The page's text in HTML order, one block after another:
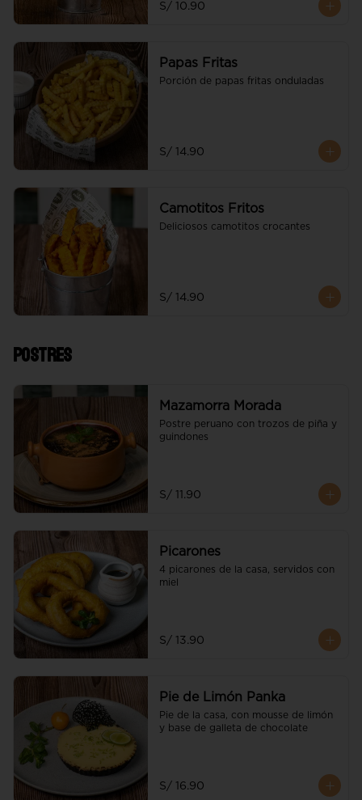
S/ 10.90
Papas Fritas
Porción de papas fritas onduladas
S/ 14.90
Camotitos Fritos
Deliciosos camotitos crocantes
S/ 14.90
Postres
Mazamorra Morada
Postre peruano con trozos de piña y
guindones
S/ 11.90
Picarones
4 picarones de la casa, servidos con
miel
S/ 13.90
Pie de Limón Panka
Pie de la casa, con mousse de limón
y base de galleta de chocolate
S/ 16.90